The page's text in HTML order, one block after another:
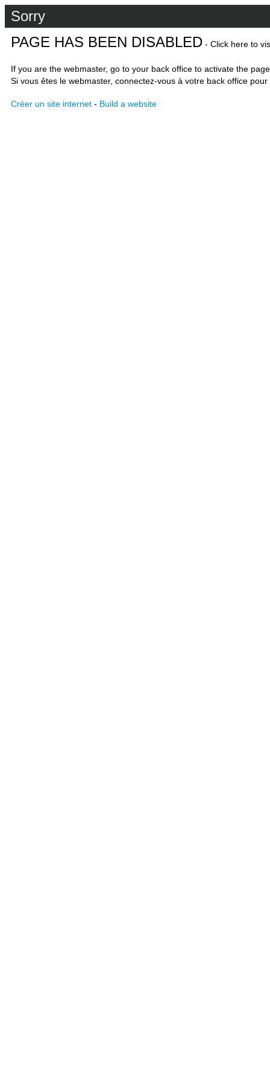
Sorry
PAGE HAS BEEN DISABLED - Click here to
If you are the webmaster, go to your back office to activate the
Si vous êtes le webmaster, connectez-vous à votre back office
Créer un site internet - Build a website